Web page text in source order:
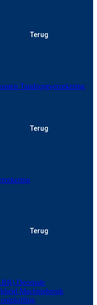
Terug
Tandzorgverzekering
Terug
Terug
Decenale
Machinebreuk